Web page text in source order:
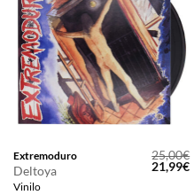
Extremoduro
Deltoya
Vinilo
25,00€
El
precio
21,99€El